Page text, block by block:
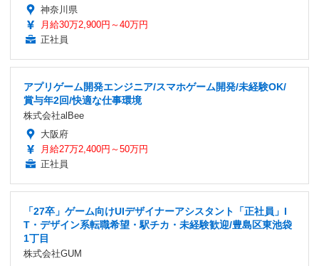
神奈川県
月給30万2,900円～40万円
正社員
アプリゲーム開発エンジニア/スマホゲーム開発/未経験OK/
賞与年2回/快適な仕事環境
株式会社alBee
大阪府
月給27万2,400円～50万円
正社員
「27卒」ゲーム向けUIデザイナーアシスタント「正社員」I
T・デザイン系転職希望・駅チカ・未経験歓迎/豊島区東池袋
1丁目
株式会社GUM